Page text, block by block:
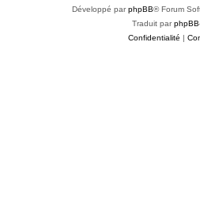
Développé parphpBB® Forum
Traduit par
Confidentialité |